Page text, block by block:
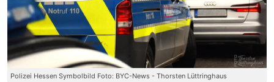
Polizei Hessen Symbolbild Foto: BYC-News - Thorsten Lüttringhaus